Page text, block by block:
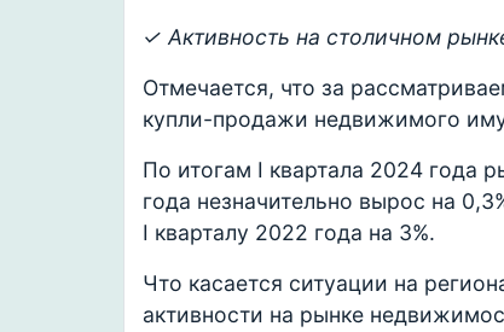
✓ Активность на столичном
Отмечается, что за
купли-продажи недвижимого
По итогам I квартала 2024 года
года незначительно вырос на
I кварталу 2022 года на 3%.
Что касается ситуации на
активности на рынке